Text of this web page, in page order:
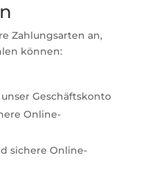
Zahlungsarten an,
können:
Geschäftskonto
Online-
sichere Online-